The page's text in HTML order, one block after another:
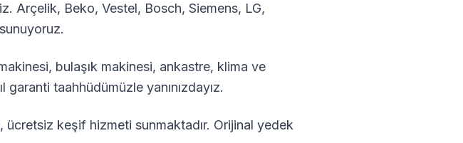
Arçelik, Beko, Vestel, Bosch, Siemens, LG,
bulaşık makinesi, ankastre, klima ve
taahhüdümüzle yanınızdayız.
keşif hizmeti sunmaktadır. Orijinal yedek